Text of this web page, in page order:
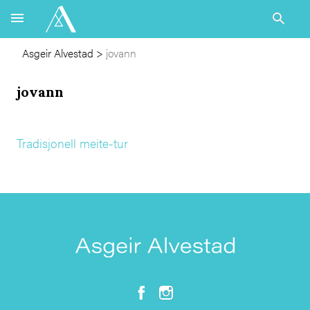
Asgeir Alvestad > jovann
jovann
Tradisjonell meite-tur